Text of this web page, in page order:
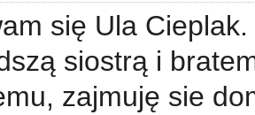
się Ula
siostrą i
zajmuję sie